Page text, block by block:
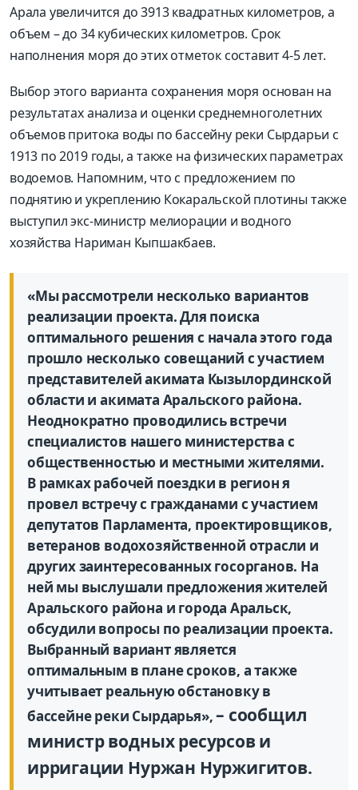
Арала увеличится до 3913 квадратных километров, а
объем – до 34 кубических километров. Срок
наполнения моря до этих отметок составит 4-5 лет.
Выбор этого варианта сохранения моря основан на
результатах анализа и оценки среднемноголетних
объемов притока воды по бассейну реки Сырдарьи с
1913 по 2019 годы, а также на физических параметрах
водоемов. Напомним, что с предложением по
поднятию и укреплению Кокаральской плотины также
выступил экс-министр мелиорации и водного
хозяйства Нариман Кыпшакбаев.
«Мы рассмотрели несколько вариантов
реализации проекта. Для поиска
оптимального решения с начала этого года
прошло несколько совещаний с участием
представителей акимата Кызылординской
области и акимата Аральского района.
Неоднократно проводились встречи
специалистов нашего министерства с
общественностью и местными жителями.
В рамках рабочей поездки в регион я
провел встречу с гражданами с участием
депутатов Парламента, проектировщиков,
ветеранов водохозяйственной отрасли и
других заинтересованных госорганов. На
ней мы выслушали предложения жителей
Аральского района и города Аральск,
обсудили вопросы по реализации проекта.
Выбранный вариант является
оптимальным в плане сроков, а также
учитывает реальную обстановку в
бассейне реки Сырдарья»,– сообщил
министр водных ресурсов и
ирригации Нуржан Нуржигитов.